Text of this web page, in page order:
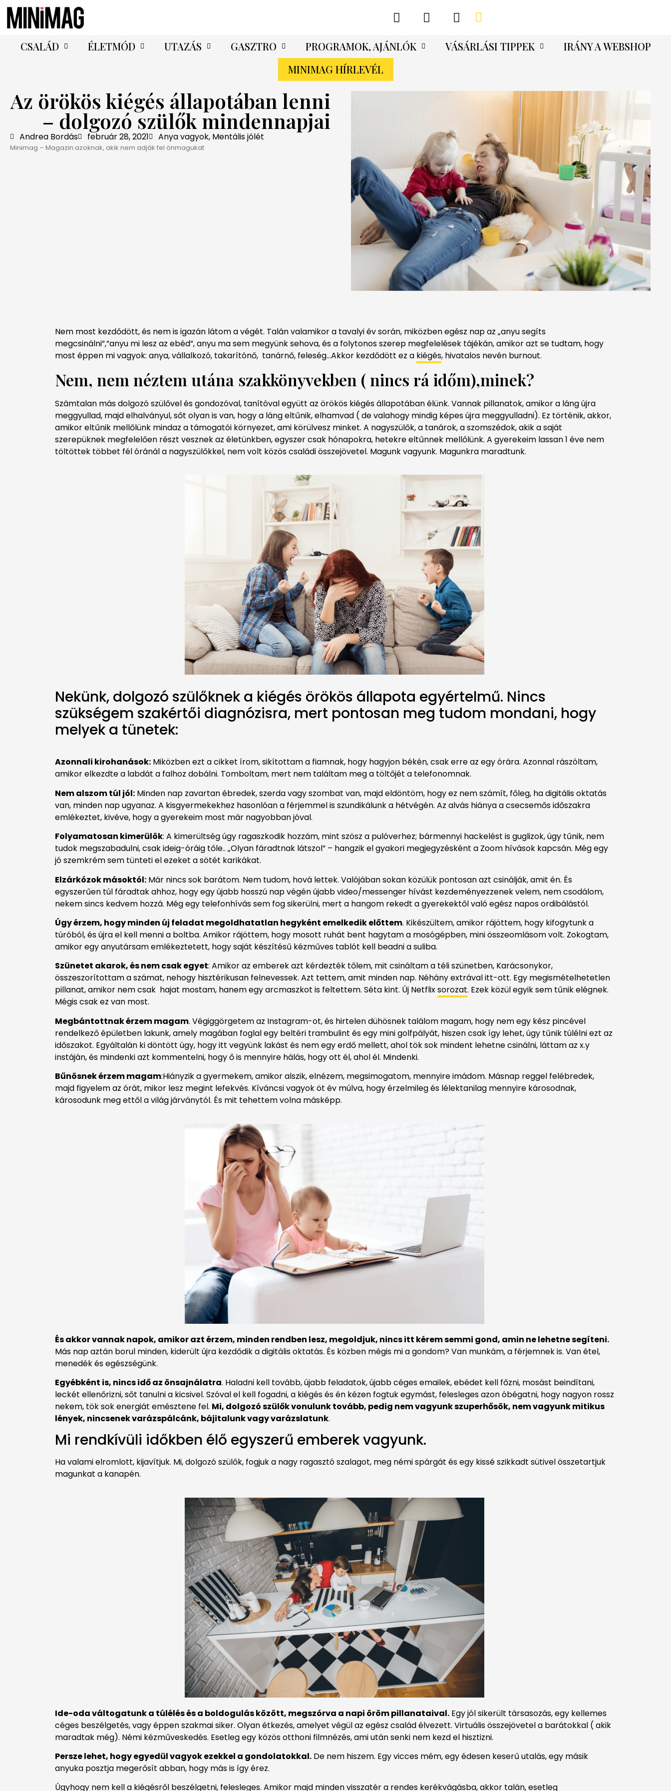
CSALÁD ÉLETMÓD UTAZÁS GASZTRO PROGRAMOK, AJÁNLÓK VÁSÁRLÁSI TIPPEK
IRÁNY A WEBSHOP
MINIMAG HÍRLEVÉL
Az örökös kiégés állapotában lenni
– dolgozó szülők mindennapjai
Andrea Bordás február 28, 2021 Anya vagyok, Mentális jólét
Minimag – Magazin azoknak, akik nem adják fel önmagukat
Nem most kezdődött, és nem is igazán látom a végét. Talán valamikor a tavalyi év során, miközben egész nap az „anyu segíts
megcsinálni”,”anyu mi lesz az ebéd”, anyu ma sem megyünk sehova, és a folytonos szerep megfelelések tájékán, amikor azt se tudtam, hogy
most éppen mi vagyok: anya, vállalkozó, takarítónő, tanárnő, feleség…Akkor kezdődött ez a kiégés, hivatalos nevén burnout.
Nem, nem néztem utána szakkönyvekben ( nincs rá időm),minek?
Számtalan más dolgozó szülővel és gondozóval, tanítóval együtt az örökös kiégés állapotában élünk. Vannak pillanatok, amikor a láng újra
meggyullad, majd elhalványul, sőt olyan is van, hogy a láng eltűnik, elhamvad ( de valahogy mindig képes újra meggyulladni). Ez történik, akkor,
amikor eltűnik mellőlünk mindaz a támogatói környezet, ami körülvesz minket. A nagyszülők, a tanárok, a szomszédok, akik a saját
szerepüknek megfelelően részt vesznek az életünkben, egyszer csak hónapokra, hetekre eltűnnek mellőlünk. A gyerekeim lassan 1 éve nem
töltöttek többet fél óránál a nagyszülőkkel, nem volt közös családi összejövetel. Magunk vagyunk. Magunkra maradtunk.
Nekünk, dolgozó szülőknek a kiégés örökös állapota egyértelmű. Nincs
szükségem szakértői diagnózisra, mert pontosan meg tudom mondani, hogy
melyek a tünetek:
Azonnali kirohanások: Miközben ezt a cikket írom, sikítottam a fiamnak, hogy hagyjon békén, csak erre az egy órára. Azonnal rászóltam,
amikor elkezdte a labdát a falhoz dobálni. Tomboltam, mert nem találtam meg a töltőjét a telefonomnak.
Nem alszom túl jól: Minden nap zavartan ébredek, szerda vagy szombat van, majd eldöntöm, hogy ez nem számít, főleg, ha digitális oktatás
van, minden nap ugyanaz. A kisgyermekekhez hasonlóan a férjemmel is szundikálunk a hétvégén. Az alvás hiánya a csecsemős időszakra
emlékeztet, kivéve, hogy a gyerekeim most már nagyobban jóval.
Folyamatosan kimerülök: A kimerültség úgy ragaszkodik hozzám, mint szösz a pulóverhez; bármennyi hackelést is guglizok, úgy tűnik, nem
tudok megszabadulni, csak ideig-óráig tőle.. „Olyan fáradtnak látszol” – hangzik el gyakori megjegyzésként a Zoom hívások kapcsán. Még egy
jó szemkrém sem tünteti el ezeket a sötét karikákat.
Elzárkózok másoktól: Már nincs sok barátom. Nem tudom, hová lettek. Valójában sokan közülük pontosan azt csinálják, amit én. És
egyszerűen túl fáradtak ahhoz, hogy egy újabb hosszú nap végén újabb video/messenger hívást kezdeményezzenek velem, nem csodálom,
nekem sincs kedvem hozzá. Még egy telefonhívás sem fog sikerülni, mert a hangom rekedt a gyerekektől való egész napos ordibálástól.
Úgy érzem, hogy minden új feladat megoldhatatlan hegyként emelkedik előttem. Kikészültem, amikor rájöttem, hogy kifogytunk a
túróból, és újra el kell menni a boltba. Amikor rájöttem, hogy mosott ruhát bent hagytam a mosógépben, mini összeomlásom volt. Zokogtam,
amikor egy anyutársam emlékeztetett, hogy saját készítésű kézműves tablót kell beadni a suliba.
Szünetet akarok, és nem csak egyet: Amikor az emberek azt kérdezték tőlem, mit csináltam a téli szünetben, Karácsonykor,
összeszorítottam a számat, nehogy hisztérikusan felnevessek. Azt tettem, amit minden nap. Néhány extrával itt-ott. Egy megismételhetetlen
pillanat, amikor nem csak hajat mostam, hanem egy arcmaszkot is feltettem. Séta kint. Új Netflixsorozat. Ezek közül egyik sem tűnik elégnek.
Mégis csak ez van most.
Megbántottnak érzem magam. Végiggörgetem az Instagram-ot, és hirtelen dühösnek találom magam, hogy nem egy kész pincével
rendelkező épületben lakunk, amely magában foglal egy beltéri trambulint és egy mini golfpályát, hiszen csak így lehet, úgy tűnik túlélni ezt az
időszakot. Egyáltalán ki döntött úgy, hogy itt vegyünk lakást és nem egy erdő mellett, ahol tök sok mindent lehetne csinálni, láttam az x.y
instáján, és mindenki azt kommentelni, hogy ő is mennyire hálás, hogy ott él, ahol él. Mindenki.
Bűnösnek érzem magam:Hiányzik a gyermekem, amikor alszik, elnézem, megsimogatom, mennyire imádom. Másnap reggel felébredek,
majd figyelem az órát, mikor lesz megint lefekvés. Kíváncsi vagyok öt év múlva, hogy érzelmileg és lélektanilag mennyire károsodnak,
károsodunk meg ettől a világ járványtól. És mit tehettem volna másképp.
És akkor vannak napok, amikor azt érzem, minden rendben lesz, megoldjuk, nincs itt kérem semmi gond, amin ne lehetne segíteni.
Más nap aztán borul minden, kiderült újra kezdődik a digitális oktatás. És közben mégis mi a gondom? Van munkám, a férjemnek is. Van étel,
menedék és egészségünk.
Egyébként is, nincs idő az önsajnálatra. Haladni kell tovább, újabb feladatok, újabb céges emailek, ebédet kell főzni, mosást beindítani,
leckét ellenőrizni, sőt tanulni a kicsivel. Szóval el kell fogadni, a kiégés és én kézen fogtuk egymást, felesleges azon óbégatni, hogy nagyon rossz
nekem, tök sok energiát emésztene fel. Mi, dolgozó szülők vonulunk tovább, pedig nem vagyunk szuperhősök, nem vagyunk mitikus
lények, nincsenek varázspálcánk, bájitalunk vagy varázslatunk.
Mi rendkívüli időkben élő egyszerű emberek vagyunk.
Ha valami elromlott, kijavítjuk. Mi, dolgozó szülők, fogjuk a nagy ragasztó szalagot, meg némi spárgát és egy kissé szikkadt sütivel összetartjuk
magunkat a kanapén.
Ide-oda váltogatunk a túlélés és a boldogulás között, megszórva a napi öröm pillanataival. Egy jól sikerült társasozás, egy kellemes
céges beszélgetés, vagy éppen szakmai siker. Olyan étkezés, amelyet végül az egész család élvezett. Virtuális összejövetel a barátokkal ( akik
maradtak még). Némi kézműveskedés. Esetleg egy közös otthoni filmnézés, ami után senki nem kezd el hisztizni.
Persze lehet, hogy egyedül vagyok ezekkel a gondolatokkal. De nem hiszem. Egy vicces mém, egy édesen keserű utalás, egy másik
anyuka posztja megerősít abban, hogy más is így érez.
Úgyhogy nem kell a kiégésről beszélgetni, felesleges. Amikor majd minden visszatér a rendes kerékvágásba, akkor talán, esetleg